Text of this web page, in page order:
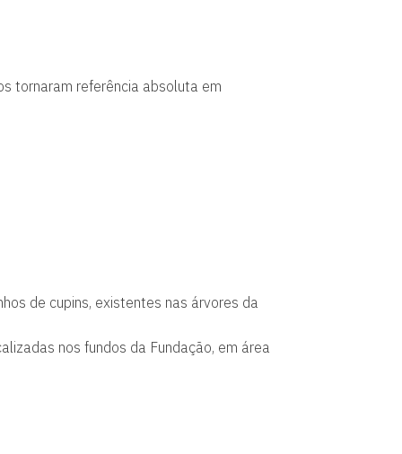
tornaram referência absoluta em
de cupins, existentes nas árvores da
nos fundos da Fundação, em área